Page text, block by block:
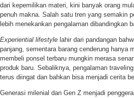
dari kepemilikan materi, kini banyak orang
penuh makna. Salah satu tren yang semakin
lebih menekankan pengalaman dibandingkan
Experiential lifestyle lahir dari pandangan
panjang, sementara barang cenderung hanya
membeli ponsel terbaru mungkin merasa
produk baru. Sebaliknya, pengalaman
terus diingat dan bahkan bisa menjadi cerita
Generasi milenial dan Gen Z menjadi